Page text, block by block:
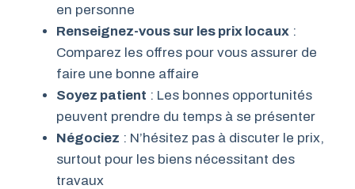
en personne
Renseignez-vous sur les prix locaux :
Comparez les offres pour vous assurer de
faire une bonne affaire
Soyez patient : Les bonnes opportunités
peuvent prendre du temps à se présenter
Négociez : N’hésitez pas à discuter le prix,
surtout pour les biens nécessitant des
travaux